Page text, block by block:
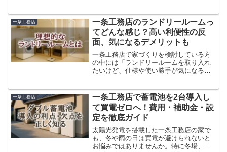
この記事では、一条工務店の床暖房が
「いらない」と言われる理由...
一条工務店
一条工務店のランドリールームっ
てどんな感じ？高い利便性の反
面、気になるデメリットも
一条工務店で家づくりを検討している方
の中には「ランドリールームを取り入れ
たいけど、仕様や使い勝手が気になる」
事の効率化を目的としたランドリールー
ムの需要は年々高まってい...
一条工務店
一条工務店で蓄電池を2台導入し
て買電ゼロへ！費用・補助金・設
定を徹底ガイド
太陽光発電を搭載した一条工務店の家で
も、冬や雨の日は買電が避けられないと
お悩みではありませんか。特に冬場、全